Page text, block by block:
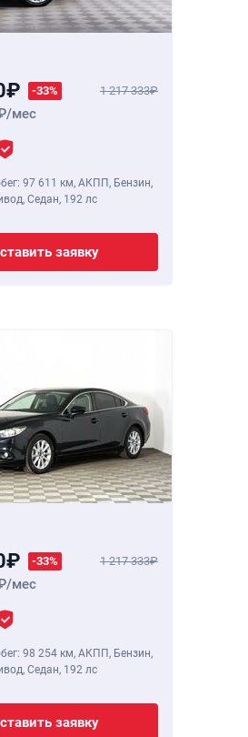
-33% 1 217 333
/мес
97 611 км, АКПП, Бензин,
Седан, 192 лс
заявку
-33% 1 217 333
/мес
98 254 км, АКПП, Бензин,
Седан, 192 лс
заявку